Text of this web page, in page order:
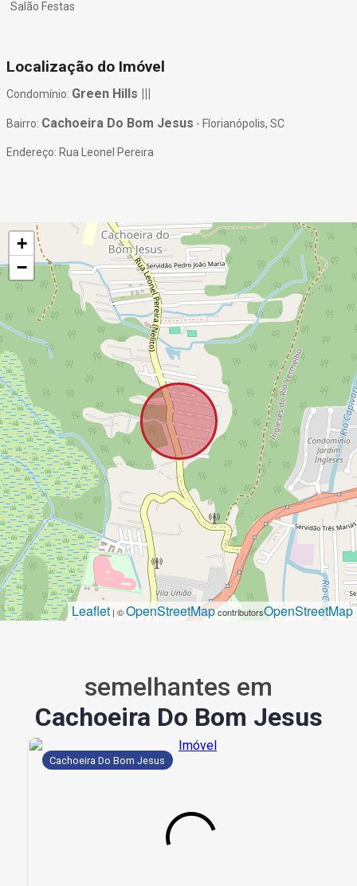
Salão Festas
Localização do Imóvel
Condomínio: Green Hills |||
Bairro: Cachoeira Do Bom Jesus - Florianópolis, SC
Endereço: Rua Leonel Pereira
+
−
Leaflet | ©OpenStreetMapcontributorsOpenStreetMap
semelhantes em
Cachoeira Do Bom Jesus
Cachoeira Do Bom Jesus